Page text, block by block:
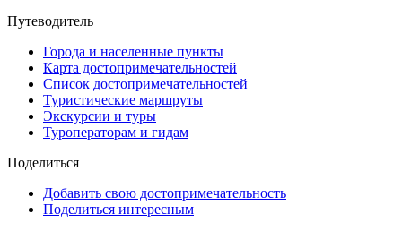
Путеводитель
Города и населенные пункты
Карта достопримечательностей
Список достопримечательностей
Туристические маршруты
Экскурсии и туры
Туроператорам и гидам
Поделиться
Добавить свою достопримечательность
Поделиться интересным